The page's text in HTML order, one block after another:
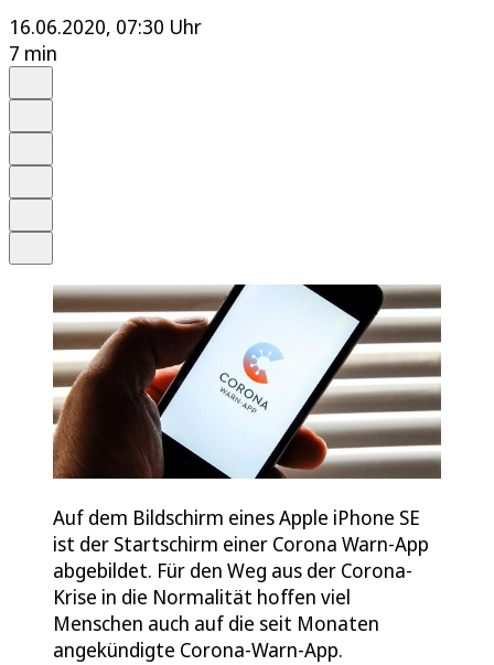
16.06.2020, 07:30 Uhr
7 min
Auf dem Bildschirm eines Apple iPhone SE
ist der Startschirm einer Corona Warn-App
abgebildet. Für den Weg aus der Corona-
Krise in die Normalität hoffen viel
Menschen auch auf die seit Monaten
angekündigte Corona-Warn-App.